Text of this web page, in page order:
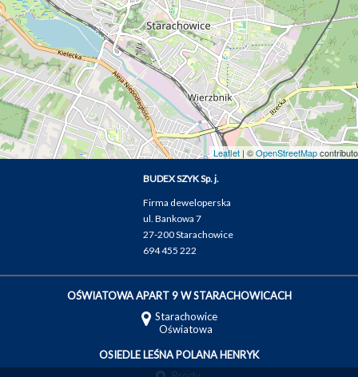
Leaflet | ©OpenStreetMap
BUDEX SZYK Sp. j.
Firma deweloperska
ul. Bankowa 7
27-200 Starachowice
694 455 222
OŚWIATOWA APART 9 W STARACHOWICACH
Starachowice
Oświatowa
OSIEDLE LEŚNA POLANA HENRYK